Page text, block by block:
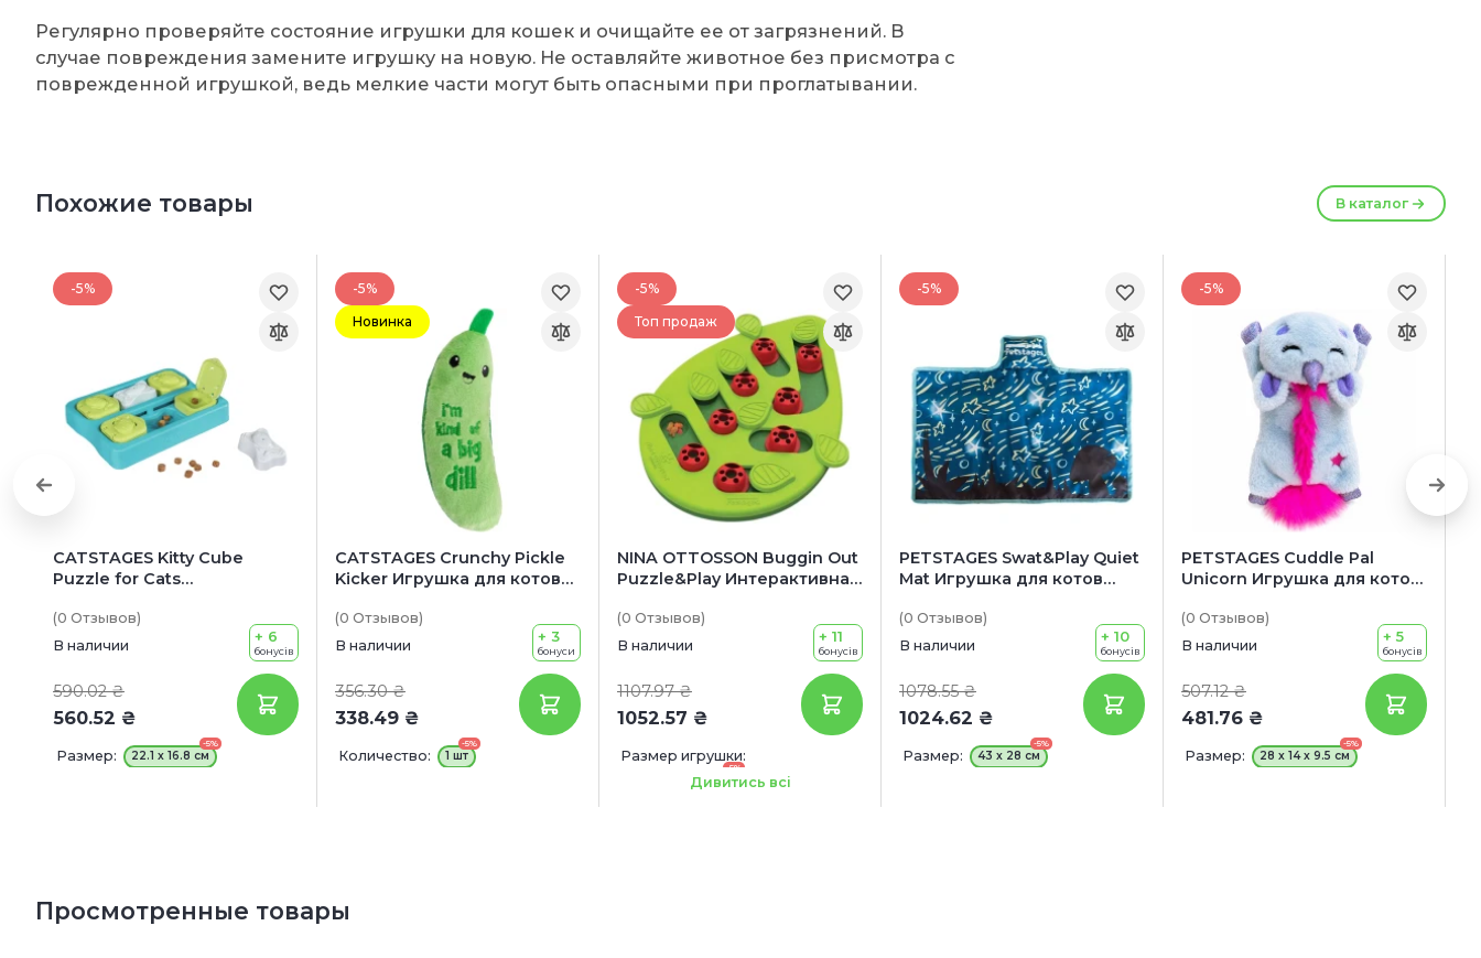
Регулярно проверяйте состояние игрушки для кошек и очищайте ее от загрязнений. В
случае повреждения замените игрушку на новую. Не оставляйте животное без присмотра с
поврежденной игрушкой, ведь мелкие части могут быть опасными при проглатывании.
Похожие товары В каталог
-5%
CATSTAGES Kitty Cube
Puzzle for Cats
для котов
(0 Отзывов)
В наличии
590.02 ₴
560.52 ₴
+ 6
бонусів
Размер:
-5%
22.1 x 16.8 см
-5%
Новинка
CATSTAGES Crunchy Pickle
Kicker Игрушка для котов
(0 Отзывов)
В наличии
356.30 ₴
338.49 ₴
+ 3
бонуси
Количество:
-5%
1 шт
-5%
Топ продаж
NINA OTTOSSON Buggin Out
Puzzle&Play Интерактивная
Головоломка
(0 Отзывов)
В наличии
1107.97 ₴
1052.57 ₴
+ 11
бонусів
Размер игрушки:
-5%
35 x 29.2 x 4.2 смДивитись всі
-5%
PETSTAGES Swat&Play Quiet
Mat Игрушка для котов
(0 Отзывов)
В наличии
1078.55 ₴
1024.62 ₴
+ 10
бонусів
Размер:
-5%
43 x 28 см
-5%
PETSTAGES Cuddle Pal
Unicorn Игрушка для котов
(0 Отзывов)
В наличии
507.12 ₴
481.76 ₴
+ 5
бонусів
Размер:
-5%
28 x 14 x 9.5 см
Просмотренные товары